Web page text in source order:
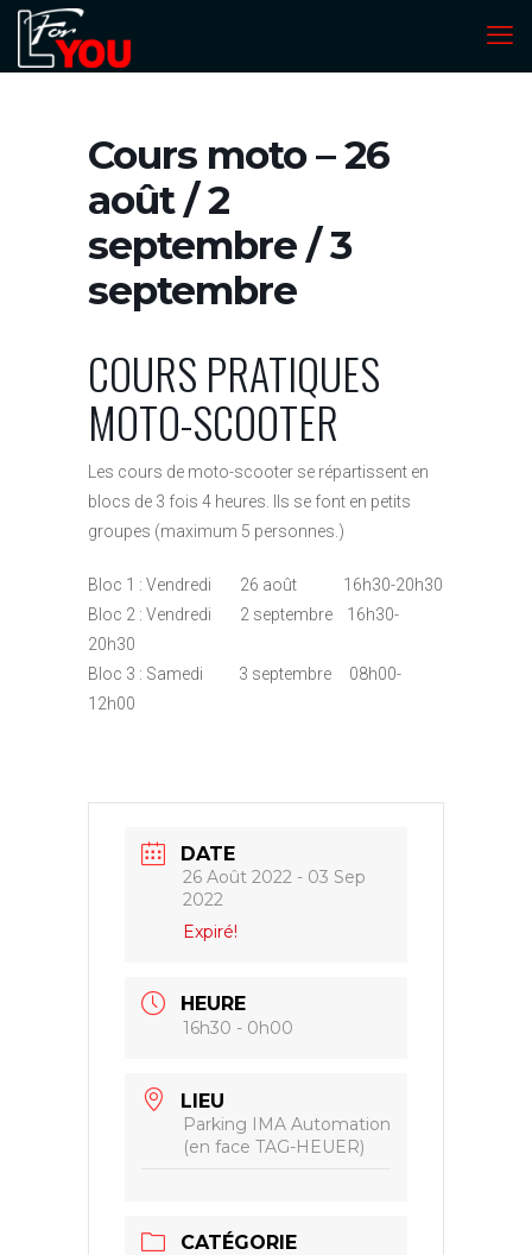
Cours moto – 26
août / 2
septembre / 3
septembre
COURS PRATIQUES
MOTO-SCOOTER
Les cours de moto-scooter se répartissent en
blocs de 3 fois 4 heures. Ils se font en petits
groupes (maximum 5 personnes.)
Bloc 1 : Vendredi 26 août 16h30-20h30
Bloc 2 : Vendredi 2 septembre 16h30-
20h30
Bloc 3 : Samedi 3 septembre 08h00-
12h00
DATE
26 Août 2022 - 03 Sep
2022
Expiré!
HEURE
16h30 - 0h00
LIEU
Parking IMA Automation
(en face TAG-HEUER)
CATÉGORIE